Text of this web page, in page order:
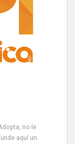
no le
aquí un